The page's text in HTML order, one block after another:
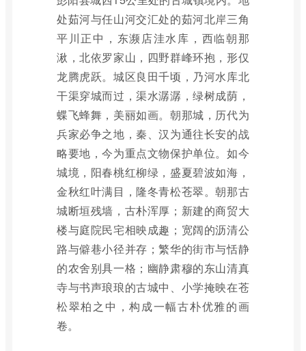
处茹河与任山河交汇处的茹河北岸三角
平川正中，东濒店洼水库，西临朝那
湫，北依罗家山，四野群峰环抱，形仅
龙腾虎跃。城区良田千顷，乃河水库北
干渠穿城而过，渠水潺潺，绿树成荫，
蝶飞蜂舞，美丽如画。朝那城，历代为
兵家必争之地，秦、汉为通往长安的战
略要地，今为重点文物保护单位。如今
城境，阳春桃红柳绿，盛夏碧波如海，
金秋红叶满目，隆冬青松苍翠。朝那古
城断垣残墙，古朴浑厚；新建的商贸大
楼与庭院民宅相映成趣；宽阔的沥清公
路与僻巷小径并存；繁华的街市与恬静
的农舍别具一格；幽静肃穆的东山清真
寺与书声琅琅的古城中、小学掩映在苍
松翠柏之中，构成一幅古朴优雅的画
卷。